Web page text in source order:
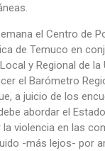
el Centro de
de Temuco en
y Regional de la
el Barómetro
a juicio de los
abordar el
violencia en las
-más lejos- por